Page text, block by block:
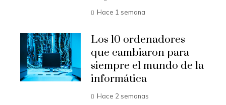
Hace 1 semana
Los 10 ordenadores
que cambiaron para
siempre el mundo de la
informática
Hace 2 semanas